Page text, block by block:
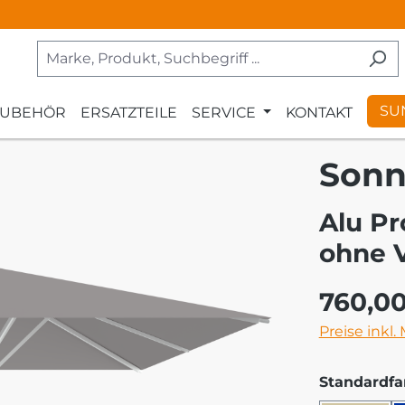
ERSATZTEILE SERVICE KONTAKT
Alu
ohne
Regulärer
Preise inkl.